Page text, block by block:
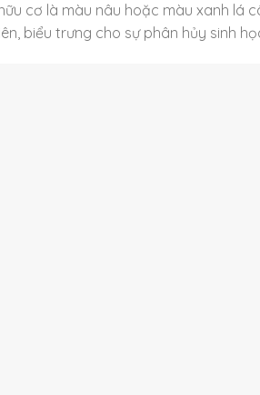
cơ là màu nâu hoặc màu xanh lá
biểu trưng cho sự phân hủy sinh